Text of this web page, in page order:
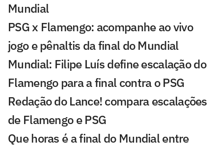
Mundial
PSG x Flamengo: acompanhe ao vivo
jogo e pênaltis da final do Mundial
Mundial: Filipe Luís define escalação do
Flamengo para a final contra o PSG
Redação do Lance! compara escalações
de Flamengo e PSG
Que horas é a final do Mundial entre